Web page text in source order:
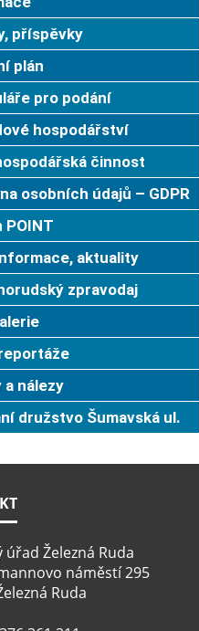
příspěvky
plán
pro podání
hospodářství
činnost
osobních údajů – GDPR
POINT
aktuality
zpravodaj
nálezy
družstvo Šumavská ul.
úřad Železná Ruda
náměstí 295
Ruda